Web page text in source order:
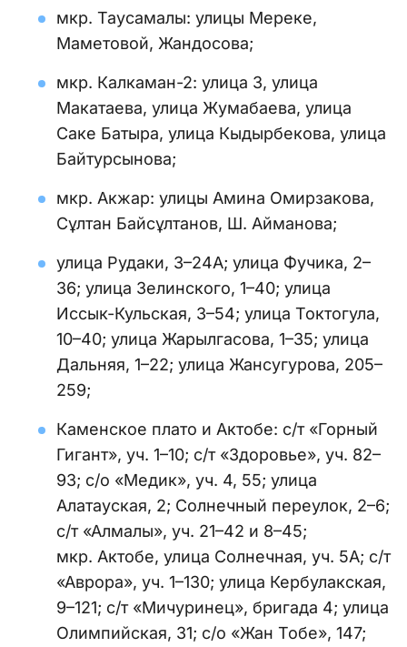
мкр. Таусамалы: улицы Мереке,
Маметовой, Жандосова;
мкр. Калкаман-2: улица 3, улица
Макатаева, улица Жумабаева, улица
Саке Батыра, улица Кыдырбекова, улица
Байтурсынова;
мкр. Акжар: улицы Амина Омирзакова,
Сұлтан Байсұлтанов, Ш. Айманова;
улица Рудаки, 3–24А; улица Фучика, 2–
36; улица Зелинского, 1–40; улица
Иссык-Кульская, 3–54; улица Токтогула,
10–40; улица Жарылгасова, 1–35; улица
Дальняя, 1–22; улица Жансугурова, 205–
259;
Каменское плато и Актобе: с/т «Горный
Гигант», уч. 1–10; с/т «Здоровье», уч. 82–
93; с/о «Медик», уч. 4, 55; улица
Алатауская, 2; Солнечный переулок, 2–6;
с/т «Алмалы», уч. 21–42 и 8–45;
мкр. Актобе, улица Солнечная, уч. 5А; с/т
«Аврора», уч. 1–130; улица Кербулакская,
9–121; с/т «Мичуринец», бригада 4; улица
Олимпийская, 31; с/о «Жан Тобе», 147;